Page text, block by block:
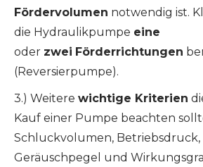
Fördervolumen notwendig ist.
die Hydraulikpumpe eine
oder zwei Förderrichtungen
(Reversierpumpe).
3.) Weitere wichtige Kriterien
Kauf einer Pumpe beachten
Schluckvolumen,
Geräuschpegel und